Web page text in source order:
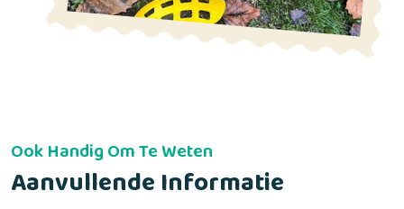
Ook Handig Om Te Weten
Aanvullende Informatie